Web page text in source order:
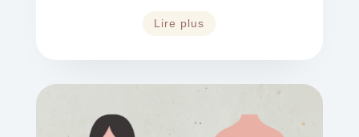
Lire plus